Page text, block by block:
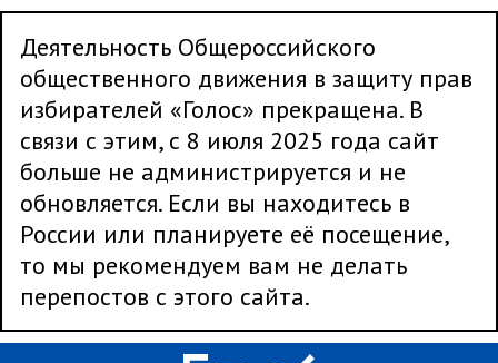
Деятельность Общероссийского
общественного движения в защиту прав
избирателей «Голос» прекращена. В
связи с этим, с 8 июля 2025 года сайт
больше не администрируется и не
обновляется. Если вы находитесь в
России или планируете её посещение,
то мы рекомендуем вам не делать
перепостов с этого сайта.